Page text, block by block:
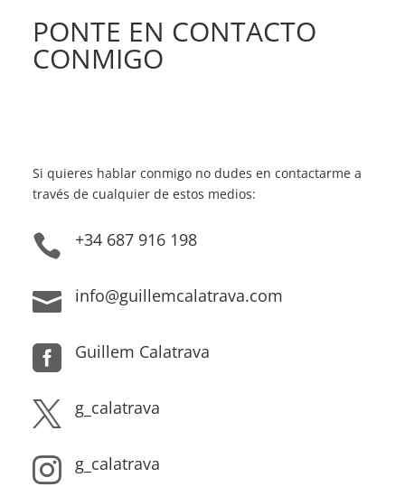
PONTE EN CONTACTO
CONMIGO
Si quieres hablar conmigo no dudes en contactarme a
través de cualquier de estos medios:
 +34 687 916 198
 info@guillemcalatrava.com
 Guillem Calatrava
 g_calatrava
 g_calatrava